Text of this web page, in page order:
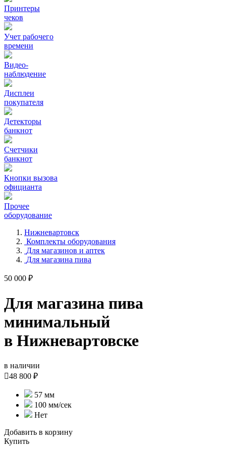
Принтеры
чеков
Учет рабочего
времени
Видео‑
наблюдение
Дисплеи
покупателя
Детекторы
банкнот
Счетчики
банкнот
Кнопки вызова
официанта
Прочее
оборудование
Нижневартовск
Комплекты оборудования
Для магазинов и аптек
Для магазина пива
50 000 ₽
Для магазина пива
минимальный
в Нижневартовске
в наличии
48 800 ₽
57 мм
100 мм/сек
Нет
Добавить в корзину
Купить